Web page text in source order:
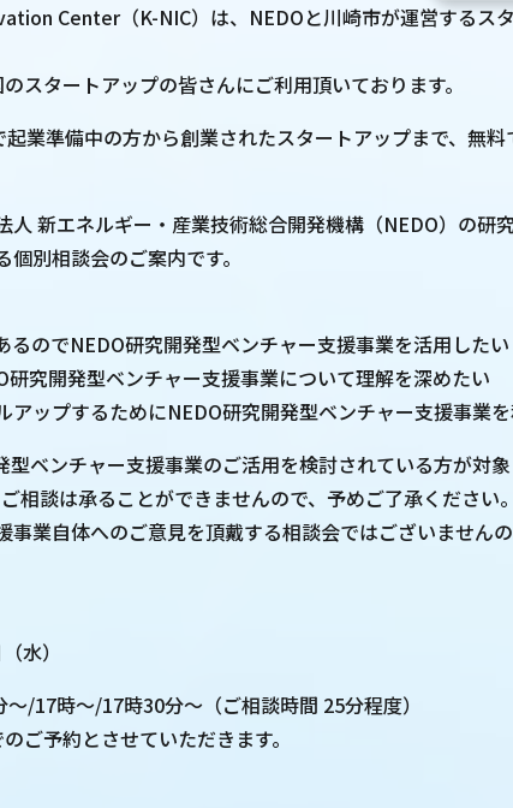
Center（K-NIC）は、NEDOと川崎市が運営するス
スタートアップの皆さんにご利用頂いております。
業準備中の方から創業されたスタートアップまで、無
人 新エネルギー・産業技術総合開発機構（NEDO）の研
別相談会のご案内です。
るのでNEDO研究開発型ベンチャー支援事業を活用したい
研究開発型ベンチャー支援事業について理解を深めたい
アップするためにNEDO研究開発型ベンチャー支援事業
ベンチャー支援事業のご活用を検討されている方が対象
相談は承ることができませんので、予めご了承ください
事業自体へのご意見を頂戴する相談会ではございません
水）
/17時～/17時30分～（ご相談時間 25分程度）
ご予約とさせていただきます。